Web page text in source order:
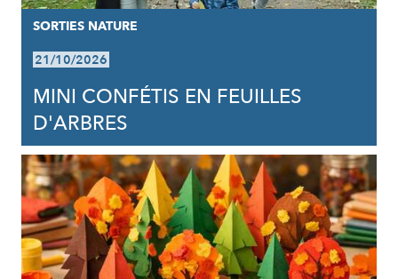
SORTIES NATURE
21/10/2026
MINI CONFÉTIS EN FEUILLES
D'ARBRES